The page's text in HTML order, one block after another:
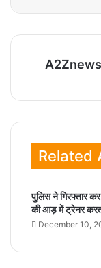
Related
पुलिस ने गिरफ्तार
की आड़ में ट्रेनर
December 10,